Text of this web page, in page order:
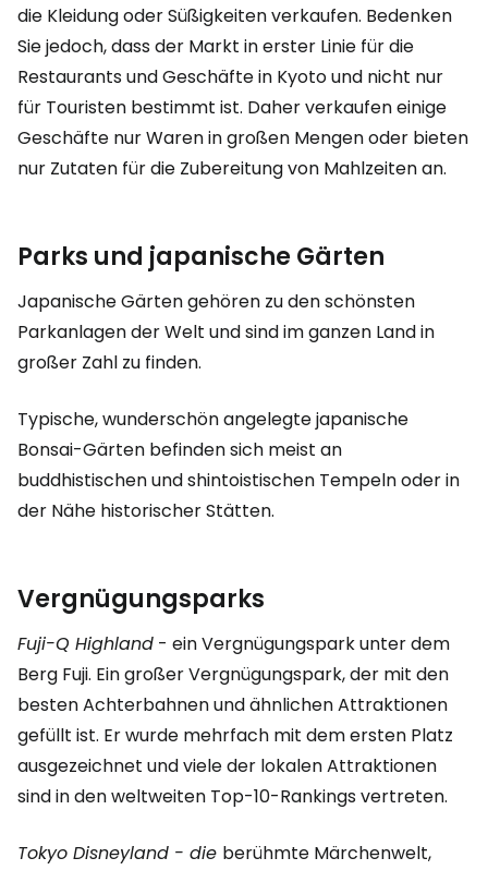
die Kleidung oder Süßigkeiten verkaufen. Bedenken
Sie jedoch, dass der Markt in erster Linie für die
Restaurants und Geschäfte in Kyoto und nicht nur
für Touristen bestimmt ist. Daher verkaufen einige
Geschäfte nur Waren in großen Mengen oder bieten
nur Zutaten für die Zubereitung von Mahlzeiten an.
Parks und japanische Gärten
Japanische Gärten gehören zu den schönsten
Parkanlagen der Welt und sind im ganzen Land in
großer Zahl zu finden.
Typische, wunderschön angelegte japanische
Bonsai-Gärten befinden sich meist an
buddhistischen und shintoistischen Tempeln oder in
der Nähe historischer Stätten.
Vergnügungsparks
Fuji-Q Highland - ein Vergnügungspark unter dem
Berg Fuji. Ein großer Vergnügungspark, der mit den
besten Achterbahnen und ähnlichen Attraktionen
gefüllt ist. Er wurde mehrfach mit dem ersten Platz
ausgezeichnet und viele der lokalen Attraktionen
sind in den weltweiten Top-10-Rankings vertreten.
Tokyo Disneyland - die berühmte Märchenwelt,